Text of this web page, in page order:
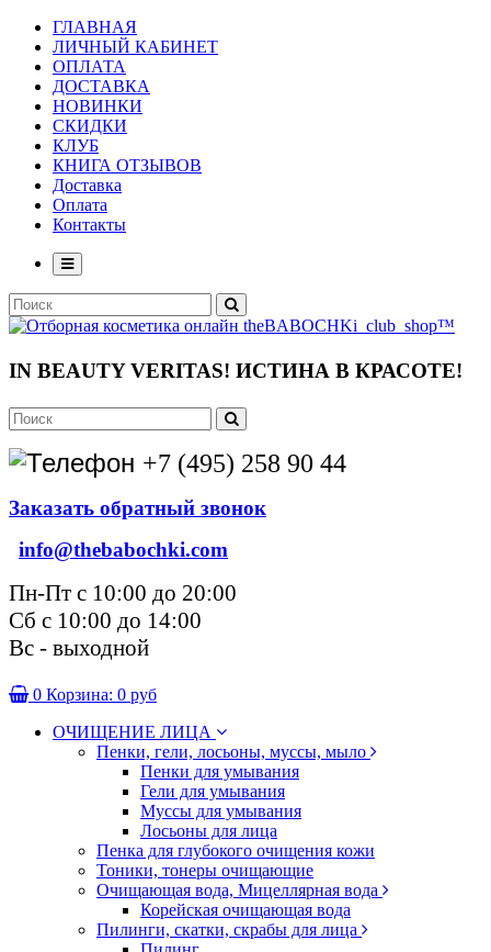
ГЛАВНАЯ
ЛИЧНЫЙ КАБИНЕТ
ОПЛАТА
ДОСТАВКА
НОВИНКИ
СКИДКИ
КЛУБ
КНИГА ОТЗЫВОВ
Доставка
Оплата
Контакты
IN BEAUTY VERITAS! ИСТИНА В КРАСОТЕ!
+7 (495) 258 90 44
Заказать обратный звонок
info@thebabochki.com
Пн-Пт с 10:00 до 20:00
Сб с 10:00 до 14:00
Вс - выходной
0 Корзина: 0 руб
ОЧИЩЕНИЕ ЛИЦА
Пенки, гели, лосьоны, муссы, мыло
Пенки для умывания
Гели для умывания
Муссы для умывания
Лосьоны для лица
Пенка для глубокого очищения кожи
Тоники, тонеры очищающие
Очищающая вода, Мицеллярная вода
Корейская очищающая вода
Пилинги, скатки, скрабы для лица